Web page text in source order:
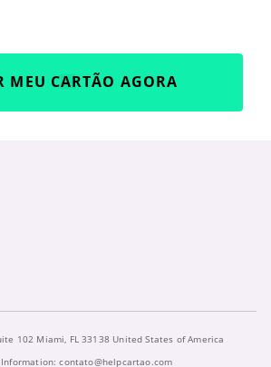
MEU CARTÃO AGORA
102 Miami, FL 33138 United States of America
Information:contato@helpcartao.com